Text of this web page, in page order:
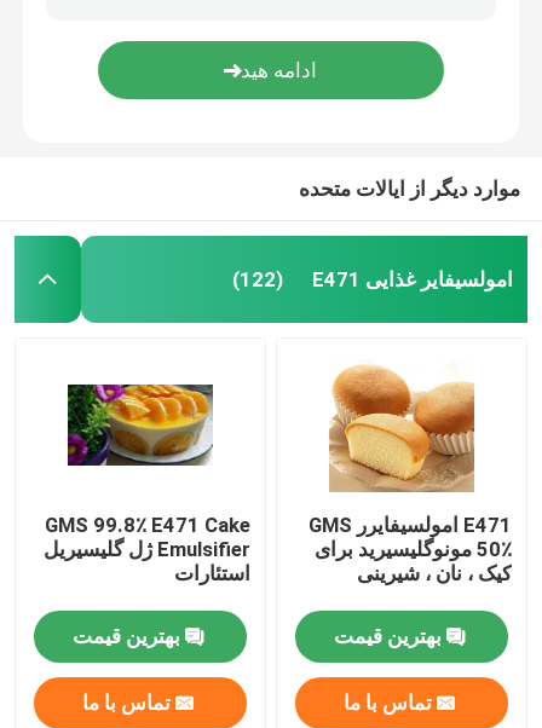
امولسیون کننده بستنی
روان کننده های پی وی سی
افزودنی فوم EPE
افزودنی ضد ایستاتیک
موارد دیگر از ایالات متحده
امولسیفایر غذایی E471 (122)
E471 امولسیفایرر GMS
50٪ مونوگلیسیرید برای
کیک ، نان ، شیرینی
بهترین قیمت
تماس با ما
GMS 99.8٪ E471 Cake
Emulsifier ژل گلیسیریل
استئارات
بهترین قیمت
تماس با ما